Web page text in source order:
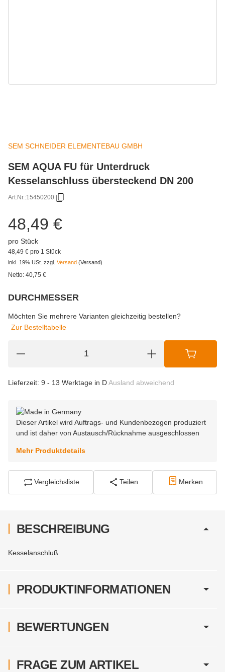
SEM SCHNEIDER ELEMENTEBAU GMBH
SEM AQUA FU für Unterdruck
Kesselanschluss übersteckend DN 200
Art.Nr.:15450200
48,49 €
pro Stück
48,49 € pro 1 Stück
inkl. 19% USt. zzgl. Versand (Versand)
Netto: 40,75 €
DURCHMESSER
Möchten Sie mehrere Varianten gleichzeitig bestellen?
Zur Bestelltabelle
Lieferzeit: 9 - 13 Werktage in DAusland abweichend
Dieser Artikel wird Auftrags- und Kundenbezogen produziert
und ist daher von Austausch/Rücknahme ausgeschlossen
Mehr Produktdetails
Vergleichsliste Teilen Merken
PRODUKTINFORMATIONEN
BESCHREIBUNG
Kesselanschluß
BEWERTUNGEN
FRAGE ZUM ARTIKEL